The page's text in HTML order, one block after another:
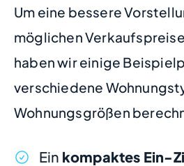
Um eine bessere
möglichen
haben wir einige
verschiedene
Wohnungsgrößen
Ein kompaktes Ein-